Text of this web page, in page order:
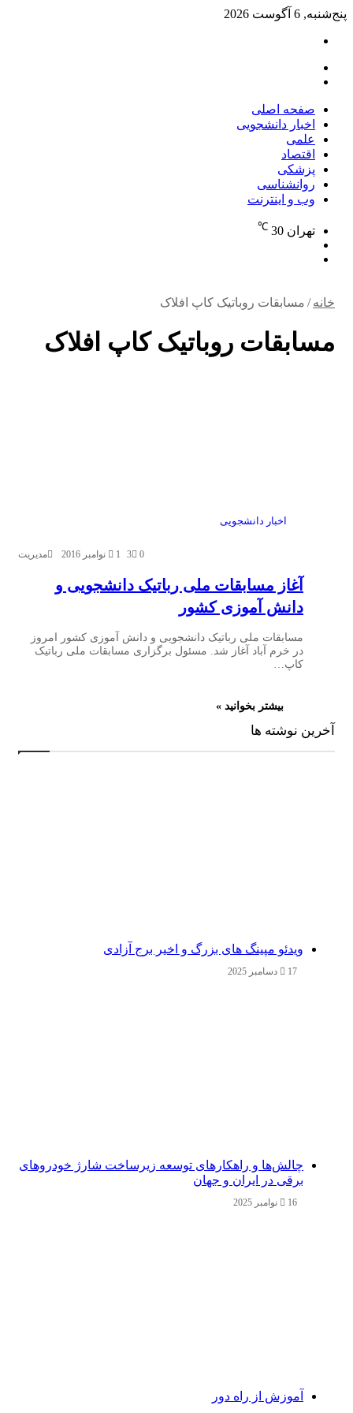
پنج‌شنبه, 6 آگوست 2026
صفحه اصلی
اخبار دانشجویی
علمی
اقتصاد
پزشکی
روانشناسی
وب و اینترنت
تهران 30
℃
خانه / مسابقات روباتیک کاپ افلاک
مسابقات روباتیک کاپ افلاک
اخبار دانشجویی
مدیریت 1 نوامبر 2016 0
3
آغاز مسابقات ملی رباتیک دانشجویی و
دانش آموزی کشور
مسابقات ملی رباتیک دانشجویی و دانش آموزی کشور امروز
در خرم آباد آغاز شد. مسئول برگزاری مسابقات ملی رباتیک
کاپ…
بیشتر بخوانید »
آخرین نوشته ها
ویدئو مپینگ های بزرگ و اخیر برج آزادی
17 دسامبر 2025
چالش‌ها و راهکارهای توسعه زیرساخت شارژ خودروهای
برقی در ایران و جهان
16 نوامبر 2025
آموزش از راه دور